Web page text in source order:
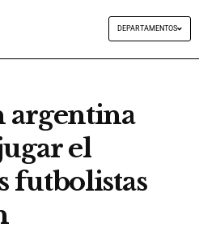
DEPARTAMENTOS
argentina
el
futbolistas